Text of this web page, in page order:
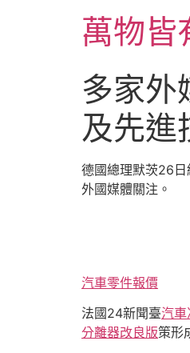
萬物皆
多家外
及先進
德國總理默茨26
外國媒體關注。
汽車零件報價
法國24新聞臺汽車
分離器改良版策形